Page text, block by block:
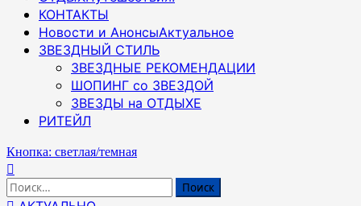
КОНТАКТЫ
Новости и АнонсыАктуальное
ЗВЕЗДНЫЙ СТИЛЬ
ЗВЕЗДНЫЕ РЕКОМЕНДАЦИИ
ШОПИНГ со ЗВЕЗДОЙ
ЗВЕЗДЫ на ОТДЫХЕ
РИТЕЙЛ
Кнопка: светлая/темная
Найти: